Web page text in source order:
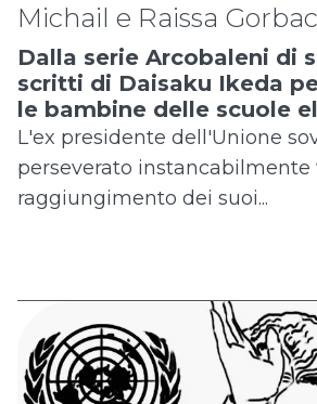
Michail e Raissa
Dalla serie Arcobaleni di
scritti di Daisaku Ikeda
le bambine delle scuole
L'ex presidente dell'Unione
perseverato instancabilmente
raggiungimento dei suoi...